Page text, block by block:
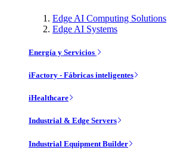
Edge AI Computing Solutions
Edge AI Systems
Energía y Servicios
iFactory - Fábricas inteligentes
iHealthcare
Industrial & Edge Servers
Industrial Equipment Builder